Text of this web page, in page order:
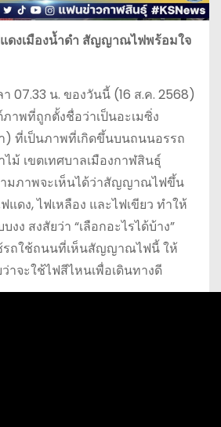
ดงเมืองน้ำดำ สัญญาณไฟพร้อมใจ
07.33 น. ของวันนี้ (16 ส.ค. 2568)
าพที่ถูกตั้งชื่อว่าเป็นอะเมซิ่ง
) ที่เป็นภาพที่เกิดขึ้นบนถนนอรรถ
ม้ เขตเทศบาลเมืองกาฬสินธุ์
ามภาพจะเห็นได้ว่าสัญญาณไฟขึ้น
ดง, ไฟเหลือง และไฟเขียว ทำให้
ง สงสัยว่า “เลือกอะไรได้บ้าง”
รถใช้ถนนที่เห็นสัญญาณไฟนี้ ให้
ว่าจะใช้ไฟสีไหนเพื่อเดินทางดี